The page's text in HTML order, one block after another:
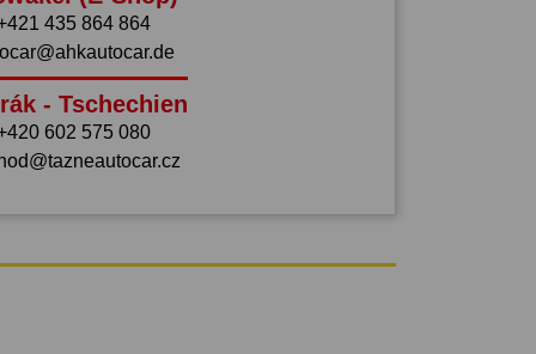
435 864 864
- Tschechien
602 575 080